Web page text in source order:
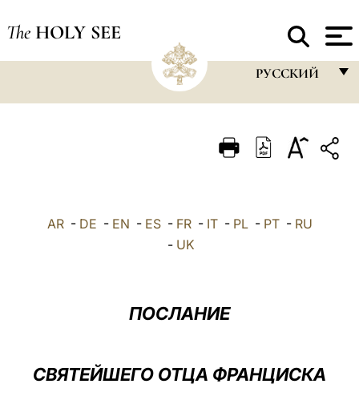
The HOLY SEE
РУССКИЙ
FRANÇAIS
ENGLISH
ESPAÑOL
LATINE
AR- DE - EN - ES- FR- IT- PL- PT- RU
- UK
ПОСЛАНИЕ
СВЯТЕЙШЕГО ОТЦА ФРАНЦИСКА